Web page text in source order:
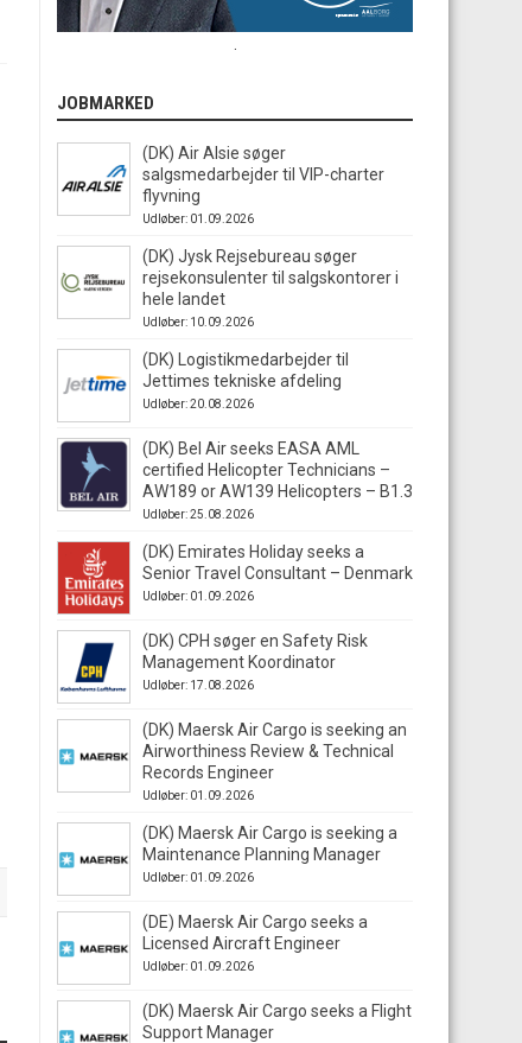
JOBMARKED
(DK) Air Alsie søger
salgsmedarbejder til VIP-charter
flyvning
Udløber: 01.09.2026
(DK) Jysk Rejsebureau søger
rejsekonsulenter til salgskontorer i
hele landet
Udløber: 10.09.2026
(DK) Logistikmedarbejder til
Jettimes tekniske afdeling
Udløber: 20.08.2026
(DK) Bel Air seeks EASA AML
certified Helicopter Technicians –
AW189 or AW139 Helicopters – B1.3
Udløber: 25.08.2026
(DK) Emirates Holiday seeks a
Senior Travel Consultant – Denmark
Udløber: 01.09.2026
(DK) CPH søger en Safety Risk
Management Koordinator
Udløber: 17.08.2026
(DK) Maersk Air Cargo is seeking an
Airworthiness Review & Technical
Records Engineer
Udløber: 01.09.2026
(DK) Maersk Air Cargo is seeking a
Maintenance Planning Manager
Udløber: 01.09.2026
(DE) Maersk Air Cargo seeks a
Licensed Aircraft Engineer
Udløber: 01.09.2026
(DK) Maersk Air Cargo seeks a Flight
Support Manager